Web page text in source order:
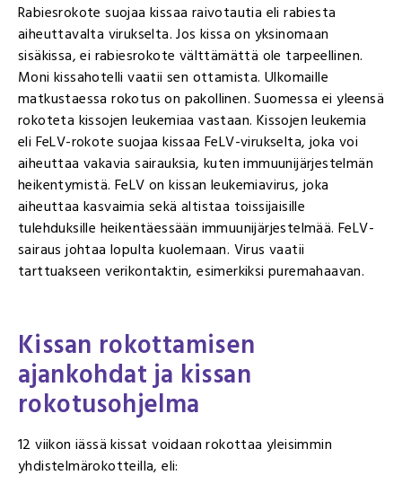
Rabiesrokote suojaa kissaa raivotautia eli rabiesta
aiheuttavalta virukselta. Jos kissa on yksinomaan
sisäkissa, ei rabiesrokote välttämättä ole tarpeellinen.
Moni kissahotelli vaatii sen ottamista. Ulkomaille
matkustaessa rokotus on pakollinen. Suomessa ei yleensä
rokoteta kissojen leukemiaa vastaan. Kissojen leukemia
eli FeLV-rokote suojaa kissaa FeLV-virukselta, joka voi
aiheuttaa vakavia sairauksia, kuten immuunijärjestelmän
heikentymistä. FeLV on kissan leukemiavirus, joka
aiheuttaa kasvaimia sekä altistaa toissijaisille
tulehduksille heikentäessään immuunijärjestelmää. FeLV-
sairaus johtaa lopulta kuolemaan. Virus vaatii
tarttuakseen verikontaktin, esimerkiksi puremahaavan.
Kissan rokottamisen
ajankohdat ja kissan
rokotusohjelma
12 viikon iässä kissat voidaan rokottaa yleisimmin
yhdistelmärokotteilla, eli: